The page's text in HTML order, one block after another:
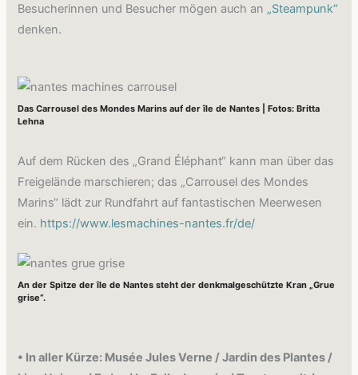
Besucherinnen und Besucher mögen auch an „Steampunk“
denken.
Das Carrousel des Mondes Marins auf der île de Nantes | Fotos: Britta
Lehna
Auf dem Rücken des „Grand Éléphant“ kann man über das
Freigelände marschieren; das „Carrousel des Mondes
Marins“ lädt zur Rundfahrt auf fantastischen Meerwesen
ein. https://www.lesmachines-nantes.fr/de/
An der Spitze der île de Nantes steht der denkmalgeschützte Kran „Grue
grise“.
• In aller Kürze: Musée Jules Verne / Jardin des Plantes /